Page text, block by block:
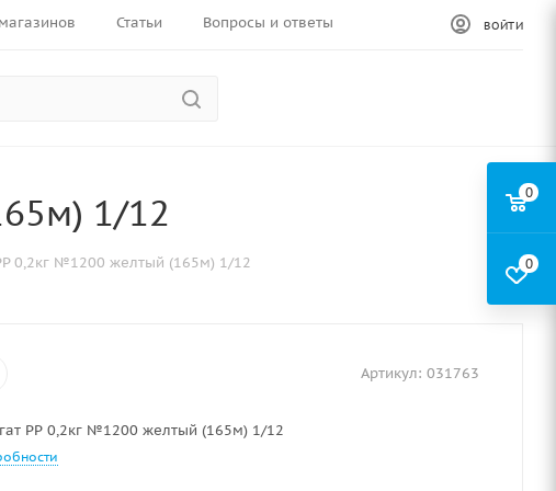
Статьи Вопросы и ответы ВОЙТИ
1/12
0,2кг №1200 желтый (165м) 1/12
Артикул: 031763
РР 0,2кг №1200 желтый (165м) 1/12
0
0